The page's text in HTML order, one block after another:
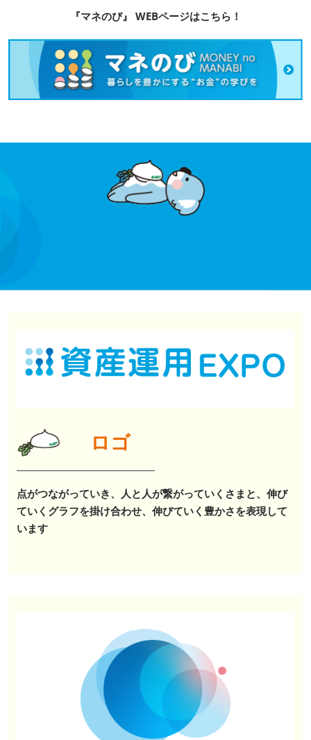
『マネのび』 WEBページはこちら！
ロゴ
点がつながっていき、人と人が繋がっていくさまと、伸び
ていくグラフを掛け合わせ、伸びていく豊かさを表現して
います